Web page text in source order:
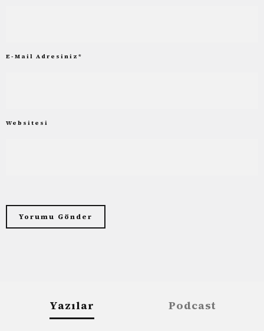
E-Mail Adresiniz *
Websitesi
Yazılar Podcast